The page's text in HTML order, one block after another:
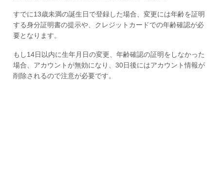
すでに13歳未満の誕生日で登録した場合、変更には年齢を証明
する身分証明書の提示や、クレジットカードでの年齢確認が必
要となります。
もし14日以内に生年月日の変更、年齢確認の証明をしなかった
場合、アカウントが無効になり、30日後にはアカウント情報が
削除されるので注意が必要です。